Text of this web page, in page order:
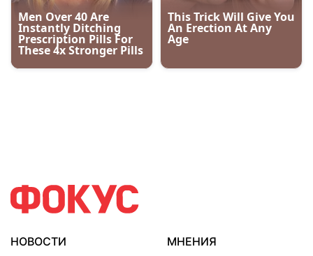
НОВОСТИ
МНЕНИЯ